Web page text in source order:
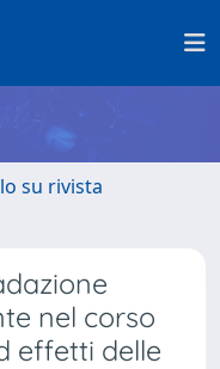
su rivista
nel corso
effetti delle